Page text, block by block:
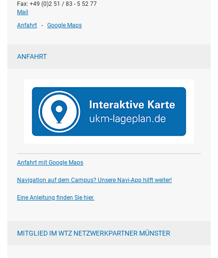
Fax: +49 (0)2 51 / 83 - 5 52 77
Mail
Anfahrt - Google Maps
ANFAHRT
Anfahrt mit Google Maps
Navigation auf dem Campus? Unsere Navi-App hilft weiter!
Eine Anleitung finden Sie hier.
MITGLIED IM WTZ NETZWERKPARTNER MÜNSTER